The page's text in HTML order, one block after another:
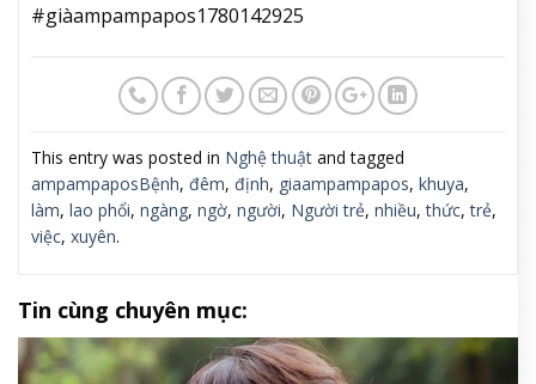
#giàampampapos1780142925
This entry was posted in Nghệ thuật and tagged
ampampaposBệnh, đêm, định, giaampampapos, khuya,
làm, lao phổi, ngàng, ngờ, người, Người trẻ, nhiều,thức,trẻ,
việc, xuyên.
Tin cùng chuyên mục: